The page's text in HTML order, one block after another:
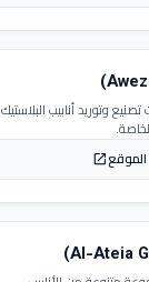
وتوريد أنابيب البلاستيك
الموقعopen_in_new